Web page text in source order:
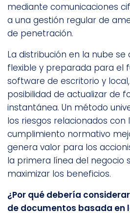
mediante comunicaciones
a una gestión regular de
de penetración.
La distribución en la nube se
flexible y preparada para el
software de escritorio y
posibilidad de actualizar de
instantánea. Un método
los riesgos relacionados con
cumplimiento normativo
genera valor para los
la primera línea del negocio
maximizar los beneficios.
¿Por qué debería
de documentos basada en